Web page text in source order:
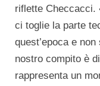
riflette Checcacci.
ci toglie la parte
quest’epoca e
nostro compito è
rappresenta un